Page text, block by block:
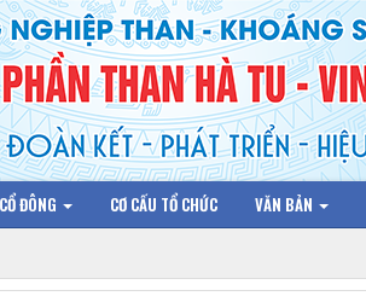
ĐÔNG CƠ CẤU TỔ CHỨC VĂN BẢN